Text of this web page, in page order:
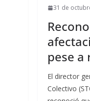
31 de
pese a
El director
Colectivo